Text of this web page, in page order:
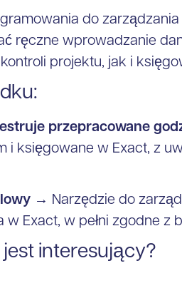
do
ręczne wprowadzanie
projektu, jak i
przepracowane
i księgowane w Exact, z
→ Narzędzie do
w Exact, w pełni zgodne z
interesujący?